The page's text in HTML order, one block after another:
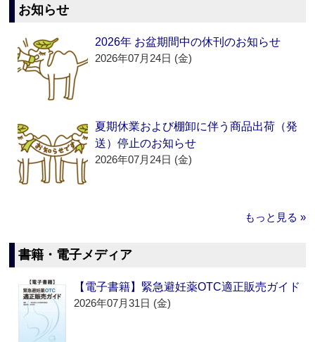
お知らせ
2026年 お盆期間中の休刊のお知らせ
2026年07月24日 (金)
夏期休業および棚卸に伴う商品出荷（発
送）停止のお知らせ
2026年07月24日 (金)
もっと見る »
書籍・電子メディア
【電子書籍】緊急避妊薬OTC適正販売ガイド
2026年07月31日 (金)